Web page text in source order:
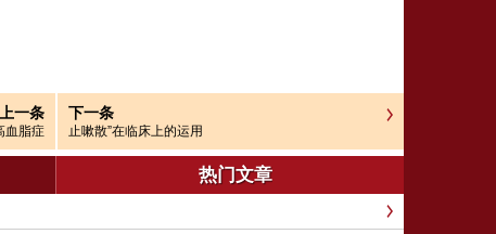
上一条
血脂症
下一条
止嗽散”在临床上的运用
热门文章